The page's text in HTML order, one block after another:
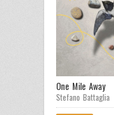
One Mile Away
Stefano Battaglia